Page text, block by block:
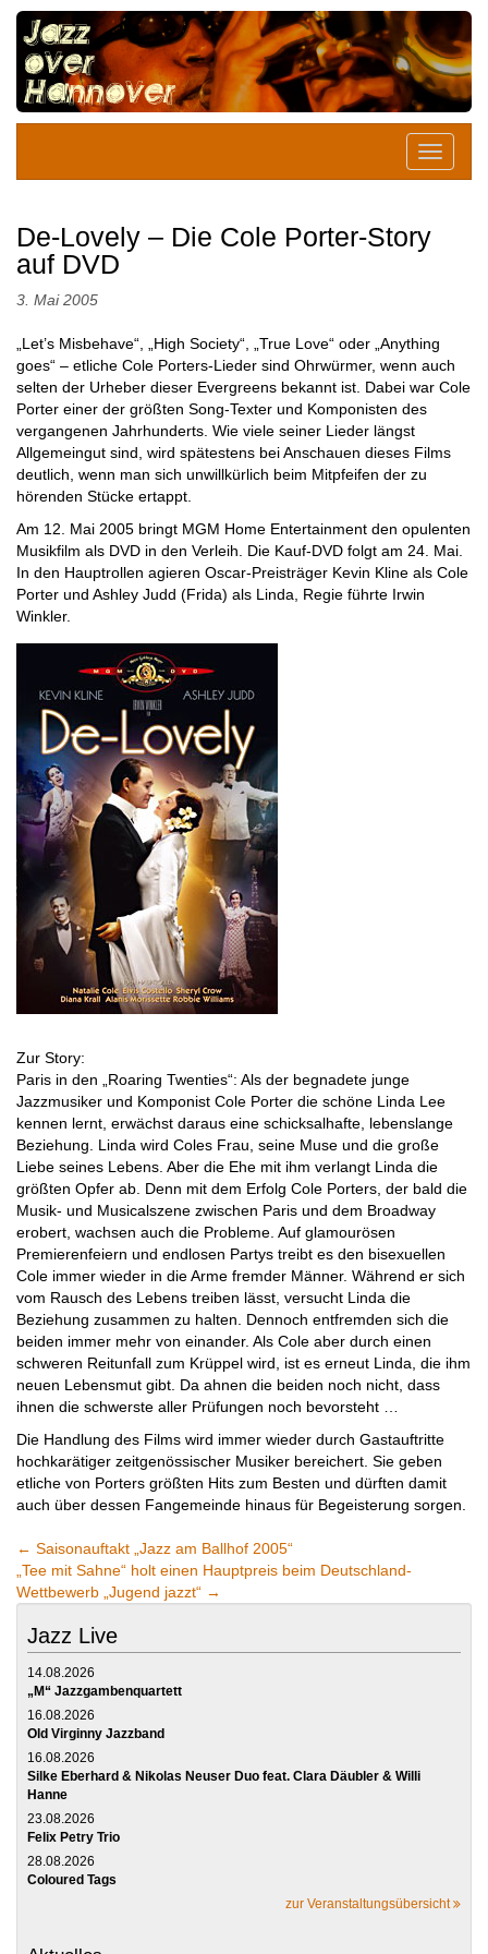
De-Lovely – Die Cole Porter-Story
auf DVD
3. Mai 2005
„Let’s Misbehave“, „High Society“, „True Love“ oder „Anything
goes“ – etliche Cole Porters-Lieder sind Ohrwürmer, wenn auch
selten der Urheber dieser Evergreens bekannt ist. Dabei war Cole
Porter einer der größten Song-Texter und Komponisten des
vergangenen Jahrhunderts. Wie viele seiner Lieder längst
Allgemeingut sind, wird spätestens bei Anschauen dieses Films
deutlich, wenn man sich unwillkürlich beim Mitpfeifen der zu
hörenden Stücke ertappt.
Am 12. Mai 2005 bringt MGM Home Entertainment den opulenten
Musikfilm als DVD in den Verleih. Die Kauf-DVD folgt am 24. Mai.
In den Hauptrollen agieren Oscar-Preisträger Kevin Kline als Cole
Porter und Ashley Judd (Frida) als Linda, Regie führte Irwin
Winkler.
Zur Story:
Paris in den „Roaring Twenties“: Als der begnadete junge
Jazzmusiker und Komponist Cole Porter die schöne Linda Lee
kennen lernt, erwächst daraus eine schicksalhafte, lebenslange
Beziehung. Linda wird Coles Frau, seine Muse und die große
Liebe seines Lebens. Aber die Ehe mit ihm verlangt Linda die
größten Opfer ab. Denn mit dem Erfolg Cole Porters, der bald die
Musik- und Musicalszene zwischen Paris und dem Broadway
erobert, wachsen auch die Probleme. Auf glamourösen
Premierenfeiern und endlosen Partys treibt es den bisexuellen
Cole immer wieder in die Arme fremder Männer. Während er sich
vom Rausch des Lebens treiben lässt, versucht Linda die
Beziehung zusammen zu halten. Dennoch entfremden sich die
beiden immer mehr von einander. Als Cole aber durch einen
schweren Reitunfall zum Krüppel wird, ist es erneut Linda, die ihm
neuen Lebensmut gibt. Da ahnen die beiden noch nicht, dass
ihnen die schwerste aller Prüfungen noch bevorsteht …
Die Handlung des Films wird immer wieder durch Gastauftritte
hochkarätiger zeitgenössischer Musiker bereichert. Sie geben
etliche von Porters größten Hits zum Besten und dürften damit
auch über dessen Fangemeinde hinaus für Begeisterung sorgen.
← Saisonauftakt „Jazz am Ballhof 2005“
„Tee mit Sahne“ holt einen Hauptpreis beim Deutschland-
Wettbewerb „Jugend jazzt“ →
Jazz Live
14.08.2026
„M“ Jazzgambenquartett
16.08.2026
Old Virginny Jazzband
16.08.2026
Silke Eberhard & Nikolas Neuser Duo feat. Clara Däubler & Willi
Hanne
23.08.2026
Felix Petry Trio
28.08.2026
Coloured Tags
zur Veranstaltungsübersicht